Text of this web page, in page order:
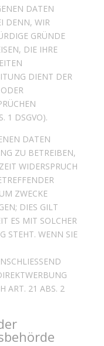
DATEN
DENN, WIR
GRÜNDE
DIE IHRE
DIENT DER
1 DSGVO).
DATEN
ZU BETREIBEN,
WIDERSPRUCH
ZWECKE
DIES GILT
ES MIT SOLCHER
STEHT. WENN SIE
ART. 21 ABS. 2